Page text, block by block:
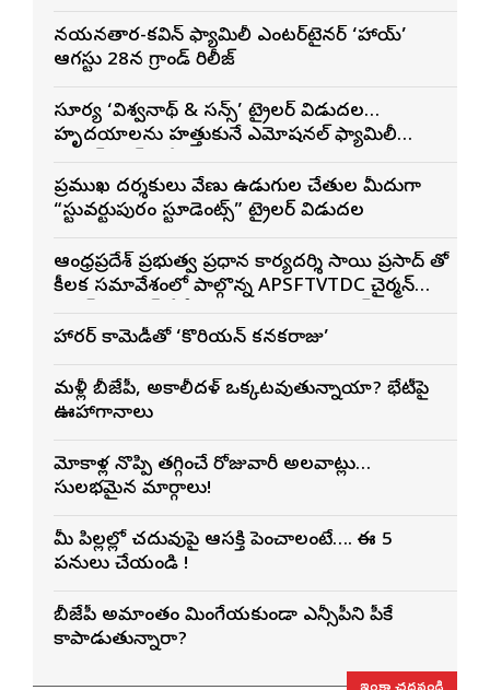
నయనతార-కవిన్ ఫ్యామిలీ ఎంటర్‌టైనర్ ‘హాయ్’
ఆగస్టు 28న గ్రాండ్ రిలీజ్
సూర్య ‘విశ్వనాథ్ & సన్స్’ ట్రైలర్ విడుదల…
హృదయాలను హత్తుకునే ఎమోషనల్ ఫ్యామిలీ
ప్రముఖ దర్శకులు వేణు ఉడుగుల చేతుల మీదుగా
“స్టువర్టుపురం స్టూడెంట్స్” ట్రైలర్ విడుదల
ఆంధ్రప్రదేశ్ ప్రభుత్వ ప్రధాన కార్యదర్శి సాయి ప్రసాద్ తో
కీలక సమావేశంలో పాల్గొన్న APSFTVTDC చైర్మన్
శాఖల అధికారులు
హారర్ కామెడీతో ‘కొరియన్ కనకరాజు’
మళ్లీ బీజేపీ, అకాలీదళ్ ఒక్కటవుతున్నాయా? భేటీపై
ఊహాగానాలు
మోకాళ్ల నొప్పి తగ్గించే రోజువారీ అలవాట్లు…
సులభమైన మార్గాలు!
మీ పిల్లల్లో చదువుపై ఆసక్తి పెంచాలంటే…. ఈ 5
పనులు చేయండి !
బీజేపీ అమాంతం మింగేయకుండా ఎన్సీపీని పీకే
కాపాడుతున్నారా?